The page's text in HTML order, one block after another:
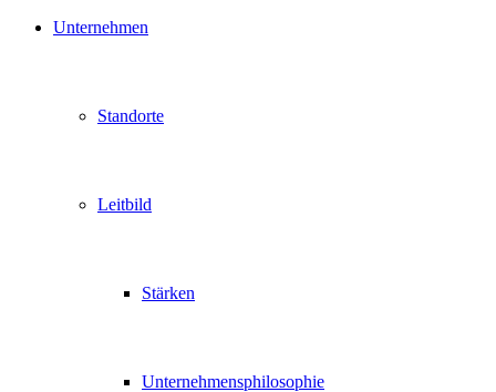
Unternehmen
Standorte
Leitbild
Stärken
Unternehmensphilosophie